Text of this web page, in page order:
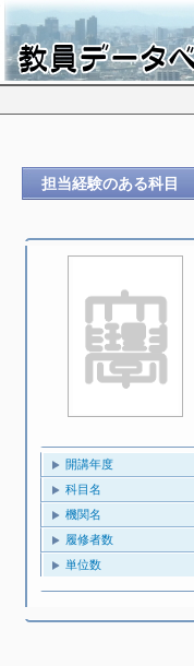
担当経験のある科目
開講年度
科目名
機関名
履修者数
単位数